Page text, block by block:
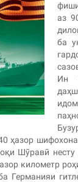
аз
ба
Ин
ҳазор
Шӯравӣ
километр
Германияи